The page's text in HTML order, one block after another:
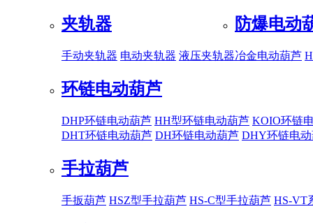
夹轨器
手动夹轨器 电动夹轨器 液压夹轨器
防爆电动
冶金电动葫芦
环链电动葫芦
DHP环链电动葫芦 HH型环链电动葫芦 KOIO环链
DHT环链电动葫芦 DH环链电动葫芦 DHY环链电
手拉葫芦
手扳葫芦 HSZ型手拉葫芦 HS-C型手拉葫芦 HS-VT